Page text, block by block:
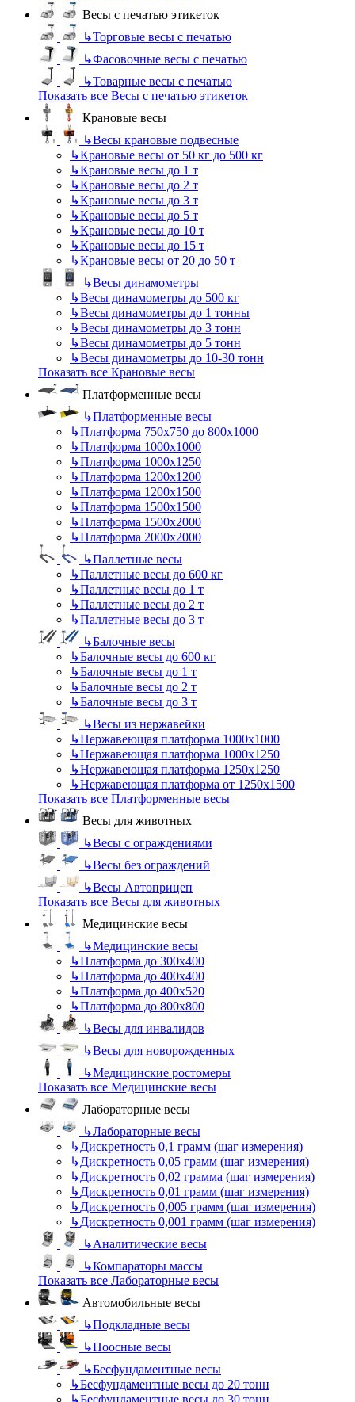
Весы с печатью этикеток
↳Торговые весы с печатью
↳Фасовочные весы с печатью
↳Товарные весы с печатью
Показать все Весы с печатью этикеток
Крановые весы
↳Весы крановые подвесные
↳Крановые весы от 50 кг до 500 кг
↳Крановые весы до 1 т
↳Крановые весы до 2 т
↳Крановые весы до 3 т
↳Крановые весы до 5 т
↳Крановые весы до 10 т
↳Крановые весы до 15 т
↳Крановые весы от 20 до 50 т
↳Весы динамометры
↳Весы динамометры до 500 кг
↳Весы динамометры до 1 тонны
↳Весы динамометры до 3 тонн
↳Весы динамометры до 5 тонн
↳Весы динамометры до 10-30 тонн
Показать все Крановые весы
Платформенные весы
↳Платформенные весы
↳Платформа 750х750 до 800х1000
↳Платформа 1000х1000
↳Платформа 1000х1250
↳Платформа 1200х1200
↳Платформа 1200х1500
↳Платформа 1500х1500
↳Платформа 1500х2000
↳Платформа 2000х2000
↳Паллетные весы
↳Паллетные весы до 600 кг
↳Паллетные весы до 1 т
↳Паллетные весы до 2 т
↳Паллетные весы до 3 т
↳Балочные весы
↳Балочные весы до 600 кг
↳Балочные весы до 1 т
↳Балочные весы до 2 т
↳Балочные весы до 3 т
↳Весы из нержавейки
↳Нержавеющая платформа 1000х1000
↳Нержавеющая платформа 1000х1250
↳Нержавеющая платформа 1250х1250
↳Нержавеющая платформа от 1250х1500
Показать все Платформенные весы
Весы для животных
↳Весы с ограждениями
↳Весы без ограждений
↳Весы Автоприцеп
Показать все Весы для животных
Медицинские весы
↳Медицинские весы
↳Платформа до 300х400
↳Платформа до 400х400
↳Платформа до 400х520
↳Платформа до 800х800
↳Весы для инвалидов
↳Весы для новорожденных
↳Медицинские ростомеры
Показать все Медицинские весы
Лабораторные весы
↳Лабораторные весы
↳Дискретность 0,1 грамм (шаг измерения)
↳Дискретность 0,05 грамм (шаг измерения)
↳Дискретность 0,02 грамма (шаг измерения)
↳Дискретность 0,01 грамм (шаг измерения)
↳Дискретность 0,005 грамм (шаг измерения)
↳Дискретность 0,001 грамм (шаг измерения)
↳Аналитические весы
↳Компараторы массы
Показать все Лабораторные весы
Автомобильные весы
↳Подкладные весы
↳Поосные весы
↳Бесфундаментные весы
↳Бесфундаментные весы до 20 тонн
↳Бесфундаментные весы до 30 тонн